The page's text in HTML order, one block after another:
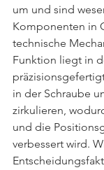
um und sind
Komponenten in
technische
Funktion liegt in
in der Schraube
zirkulieren,
und die
verbessert wird.